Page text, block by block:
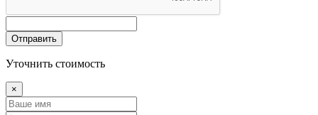
Отправить
Уточнить стоимость
×